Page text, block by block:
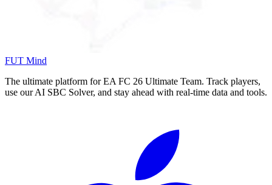
FUT Mind
The ultimate platform for EA FC 26 Ultimate Team. Track players,
use our AI SBC Solver, and stay ahead with real-time data and tools.